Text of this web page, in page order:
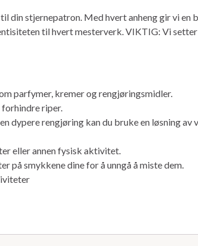
din stjernepatron. Med hvert anheng gir vi en
til hvert mesterverk. VIKTIG: Vi
parfymer, kremer og rengjøringsmidler.
riper.
dypere rengjøring kan du bruke en løsning av
eller annen fysisk aktivitet.
på smykkene dine for å unngå å miste dem.